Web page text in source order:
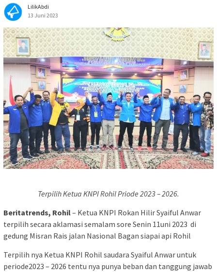
LilikAbdi
13 Juni 2023
Terpilih Ketua KNPI Rohil Priode 2023 – 2026.
Beritatrends, Rohil– Ketua KNPI Rokan Hilir Syaiful Anwar
terpilih secara aklamasi semalam sore Senin 11uni 2023 di
gedung Misran Rais jalan Nasional Bagan siapai api Rohil
Terpilih nya Ketua KNPI Rohil saudara Syaiful Anwar untuk
periode2023 – 2026 tentu nya punya beban dan tanggung jawab